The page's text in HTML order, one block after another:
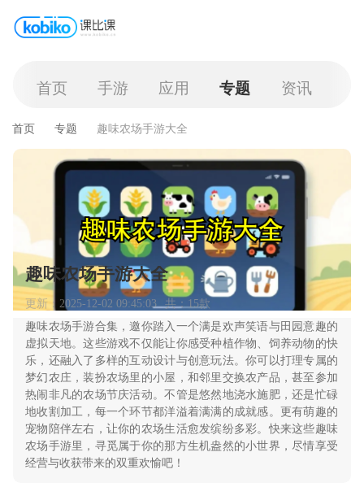
首页 手游 应用 专题 资讯
首页 专题 趣味农场手游大全
趣味农场手游大全
更新：2025-12-02 09:45:03
共：15款
趣味农场手游合集，邀你踏入一个满是欢声笑语与田园意趣的
虚拟天地。这些游戏不仅能让你感受种植作物、饲养动物的快
乐，还融入了多样的互动设计与创意玩法。你可以打理专属的
梦幻农庄，装扮农场里的小屋，和邻里交换农产品，甚至参加
热闹非凡的农场节庆活动。不管是悠然地浇水施肥，还是忙碌
地收割加工，每一个环节都洋溢着满满的成就感。更有萌趣的
宠物陪伴左右，让你的农场生活愈发缤纷多彩。快来这些趣味
农场手游里，寻觅属于你的那方生机盎然的小世界，尽情享受
经营与收获带来的双重欢愉吧！